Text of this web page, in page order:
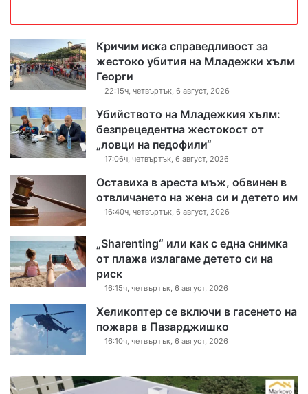
Кричим иска справедливост за
жестоко убития на Младежки хълм
Георги
22:15ч, четвъртък, 6 август, 2026
Убийството на Младежкия хълм:
безпрецедентна жестокост от
„ловци на педофили“
17:06ч, четвъртък, 6 август, 2026
Оставиха в ареста мъж, обвинен в
отвличането на жена си и детето им
16:40ч, четвъртък, 6 август, 2026
„Sharenting“ или как с една снимка
от плажа излагаме детето си на
риск
16:15ч, четвъртък, 6 август, 2026
Хеликоптер се включи в гасенето на
пожара в Пазарджишко
16:10ч, четвъртък, 6 август, 2026